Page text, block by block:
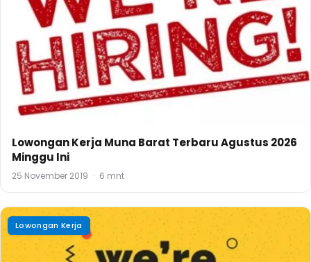
Lowongan Kerja Muna Barat Terbaru Agustus 2026
Minggu Ini
25 November 2019 · 6 mnt
Lowongan Kerja